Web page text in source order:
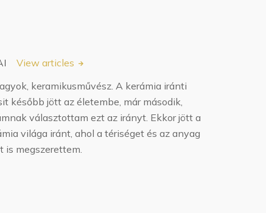
View articles
keramikusművész. A kerámia iránti
később jött az életembe, már második,
választottam ezt az irányt. Ekkor jött a
világa iránt, ahol a tériséget és az anyag
is megszerettem.